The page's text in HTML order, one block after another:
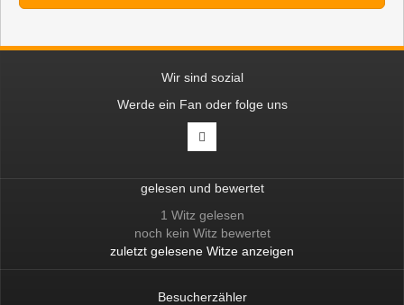
Wir sind sozial
Werde ein Fan oder folge uns
gelesen und bewertet
1 Witz gelesen
noch kein Witz bewertet
zuletzt gelesene Witze anzeigen
Besucherzähler